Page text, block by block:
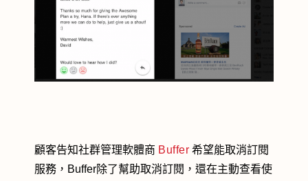
顧客告知社群管理軟體商 Buffer 希望能取消訂閱
服務，Buffer除了幫助取消訂閱，還在主動查看使